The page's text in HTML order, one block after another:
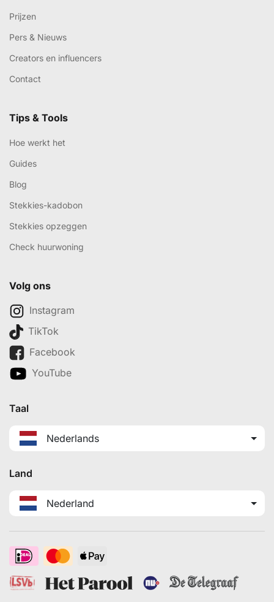
Prijzen
Pers & Nieuws
Creators en influencers
Contact
Tips & Tools
Hoe werkt het
Guides
Blog
Stekkies-kadobon
Stekkies opzeggen
Check huurwoning
Volg ons
Instagram
TikTok
Facebook
YouTube
Taal
Nederlands
Land
Nederland